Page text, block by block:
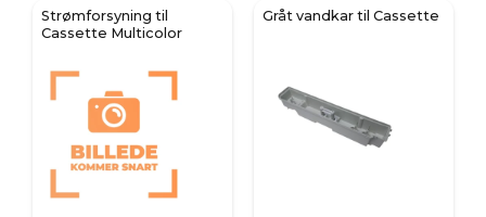
Strømforsyning til
Cassette Multicolor
Gråt vandkar til Cassette